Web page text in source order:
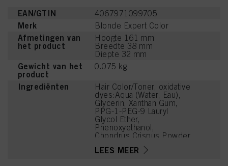
EAN/GTIN 4067971099705
Merk Blonde Expert Color
Afmetingen van
het product
Hoogte 161 mm
Breedte 38 mm
Diepte 32 mm
Gewicht van het
product
0.075 kg
Ingrediënten
Hair Color/Toner, oxidative
dyes:Aqua (Water, Eau),
Glycerin, Xanthan Gum,
PPG-1-PEG-9 Lauryl
Glycol Ether,
Phenoxyethanol,
Chondrus Crispus Powder
Glucoside, Potassium
LEES MEER